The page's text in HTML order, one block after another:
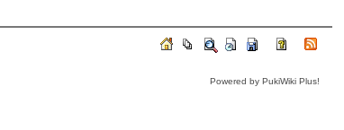
Powered by PukiWiki Plus!